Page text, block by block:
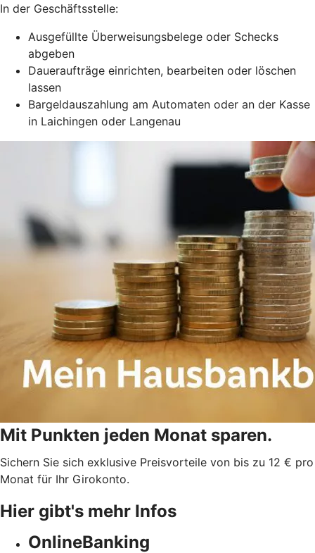
In der Geschäftsstelle:
Ausgefüllte Überweisungsbelege oder Schecks
abgeben
Daueraufträge einrichten, bearbeiten oder löschen
lassen
Bargeldauszahlung am Automaten oder an der Kasse
in Laichingen oder Langenau
Mit Punkten jeden Monat sparen.
Sichern Sie sich exklusive Preisvorteile von bis zu 12 € pro
Monat für Ihr Girokonto.
Hier gibt's mehr Infos
OnlineBanking